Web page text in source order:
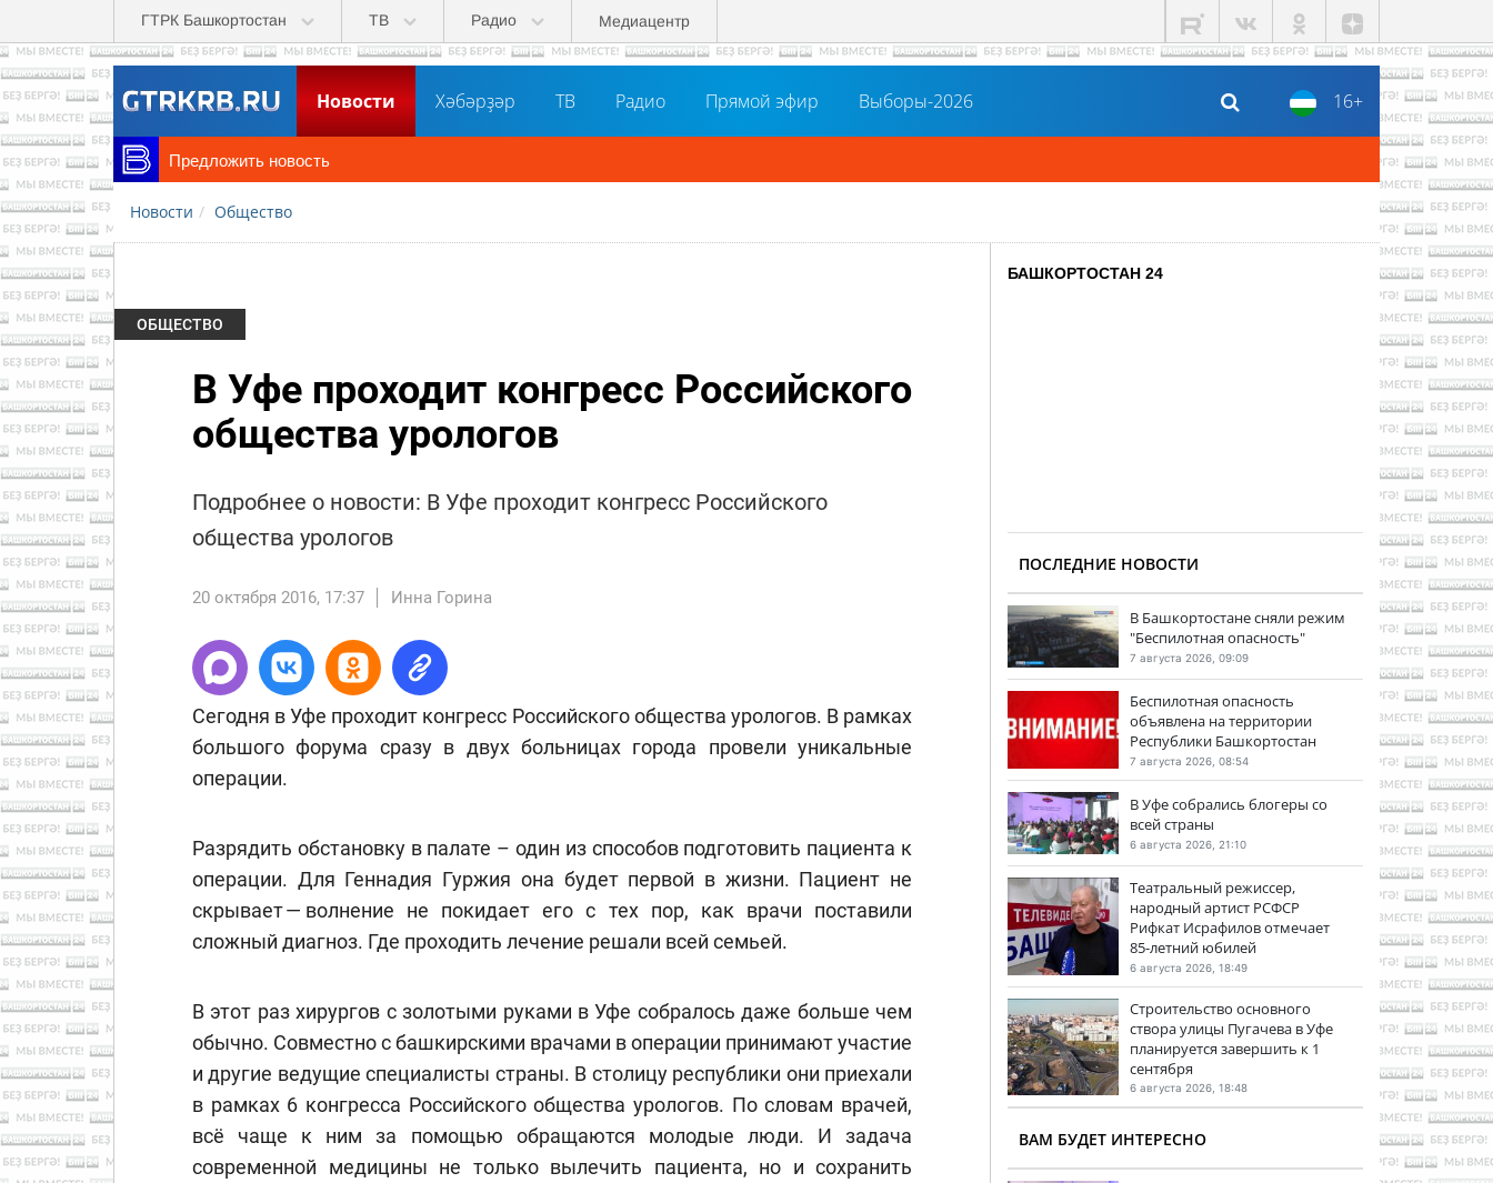
Перейти к основному содержанию
ГТРК Башкортостан ТВ Радио Медиацентр
16+
Новости Хәбәрҙәр ТВ Радио Прямой эфир Выборы-2026
Предложить новость
Новости Общество
ОБЩЕСТВО
В Уфе проходит конгресс Российского
общества урологов
Подробнее о новости: В Уфе проходит конгресс Российского
общества урологов
20 октября 2016, 17:37 Инна Горина
Сегодня в Уфе проходит конгресс Российского общества урологов. В рамках
большого форума сразу в двух больницах города провели уникальные
операции.
Разрядить обстановку в палате – один из способов подготовить пациента к
операции. Для Геннадия Гуржия она будет первой в жизни. Пациент не
скрывает — волнение не покидает его с тех пор, как врачи поставили
сложный диагноз. Где проходить лечение решали всей семьей.
В этот раз хирургов с золотыми руками в Уфе собралось даже больше чем
обычно. Совместно с башкирскими врачами в операции принимают участие
и другие ведущие специалисты страны. В столицу республики они приехали
в рамках 6 конгресса Российского общества урологов. По словам врачей,
всё чаще к ним за помощью обращаются молодые люди. И задача
современной медицины не только вылечить пациента, но и сохранить
БАШКОРТОСТАН 24
ПОСЛЕДНИЕ НОВОСТИ
В Башкортостане сняли режим
"Беспилотная опасность"
7 августа 2026, 09:09
Беспилотная опасность
объявлена на территории
Республики Башкортостан
7 августа 2026, 08:54
В Уфе собрались блогеры со
всей страны
6 августа 2026, 21:10
Театральный режиссер,
народный артист РСФСР
Рифкат Исрафилов отмечает
85-летний юбилей
6 августа 2026, 18:49
Строительство основного
створа улицы Пугачева в Уфе
планируется завершить к 1
сентября
6 августа 2026, 18:48
ВАМ БУДЕТ ИНТЕРЕСНО